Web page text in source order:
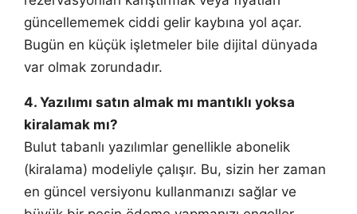
güncellememek ciddi gelir kaybına yol açar.
Bugün en küçük işletmeler bile dijital dünyada
var olmak zorundadır.
4. Yazılımı satın almak mı mantıklı yoksa
kiralamak mı?
Bulut tabanlı yazılımlar genellikle abonelik
(kiralama) modeliyle çalışır. Bu, sizin her zaman
en güncel versiyonu kullanmanızı sağlar ve